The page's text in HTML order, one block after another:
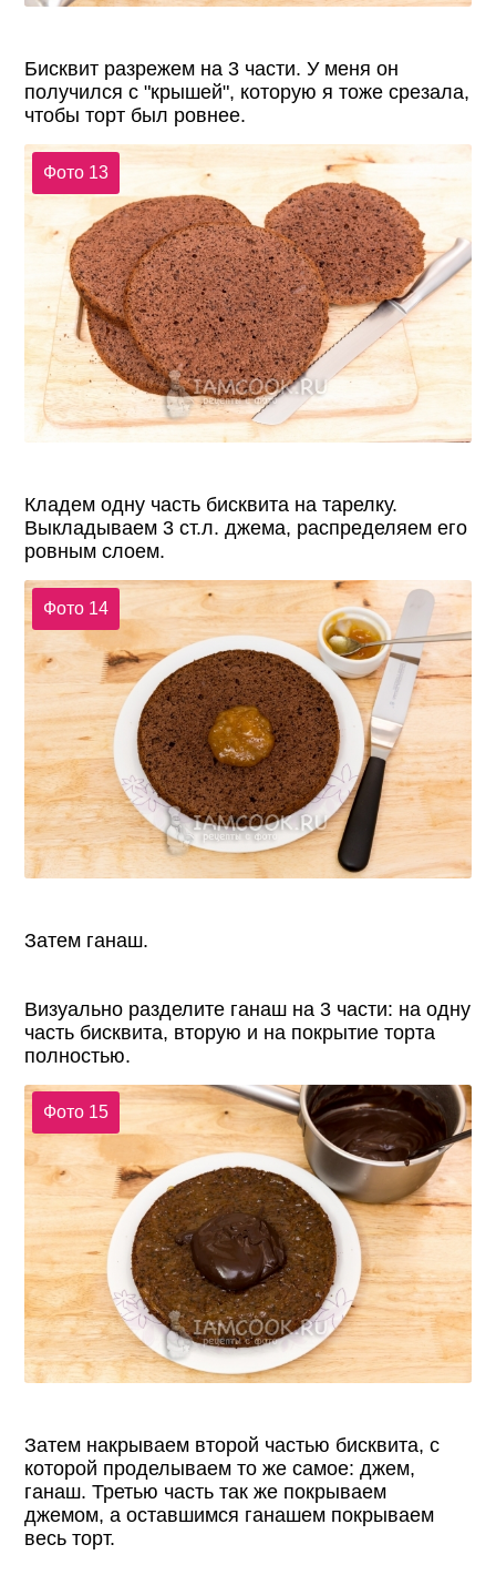
Бисквит разрежем на 3 части. У меня он
получился с "крышей", которую я тоже срезала,
чтобы торт был ровнее.
Фото 13
Кладем одну часть бисквита на тарелку.
Выкладываем 3 ст.л. джема, распределяем его
ровным слоем.
Фото 14
Затем ганаш.
Визуально разделите ганаш на 3 части: на одну
часть бисквита, вторую и на покрытие торта
полностью.
Фото 15
Затем накрываем второй частью бисквита, с
которой проделываем то же самое: джем,
ганаш. Третью часть так же покрываем
джемом, а оставшимся ганашем покрываем
весь торт.